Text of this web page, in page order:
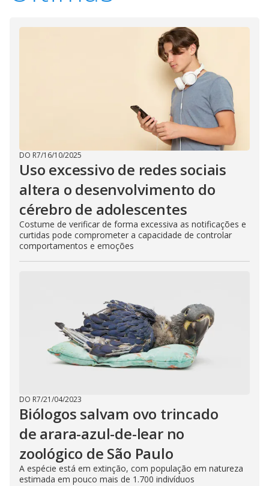
V
e
o
DO R7/16/10/2025
Uso excessivo de redes sociais
altera o desenvolvimento do
cérebro de adolescentes
Costume de verificar de forma excessiva as notificações e
curtidas pode comprometer a capacidade de controlar
comportamentos e emoções
DO R7/21/04/2023
Biólogos salvam ovo trincado
de arara-azul-de-lear no
zoológico de São Paulo
A espécie está em extinção, com população em natureza
estimada em pouco mais de 1.700 indivíduos